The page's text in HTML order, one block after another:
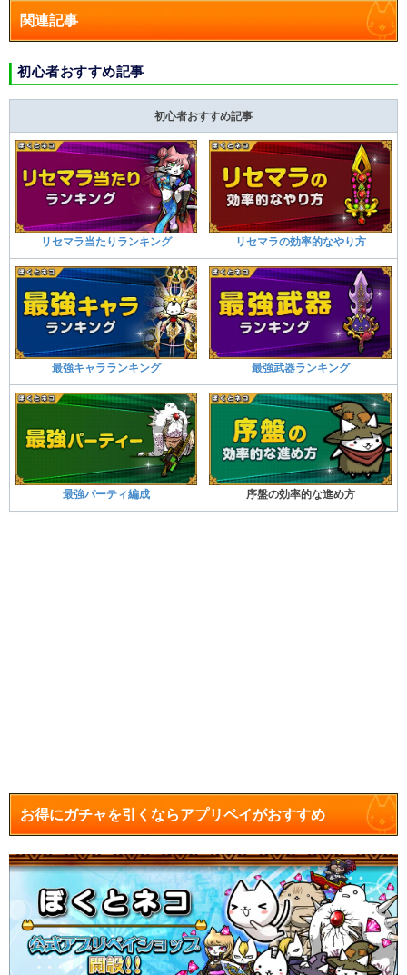
関連記事
初心者おすすめ記事
初心者おすすめ記事
リセマラ当たりランキング リセマラの効率的なやり方
最強キャラランキング 最強武器ランキング
最強パーティ編成 序盤の効率的な進め方
お得にガチャを引くならアプリペイがおすすめ